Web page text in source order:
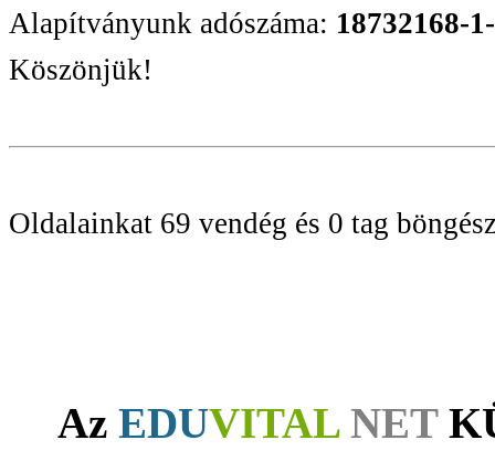
Alapítványunk adószáma: 18732168-
Köszönjük!
Oldalainkat 69 vendég és 0 tag
Az EDUVITAL NET